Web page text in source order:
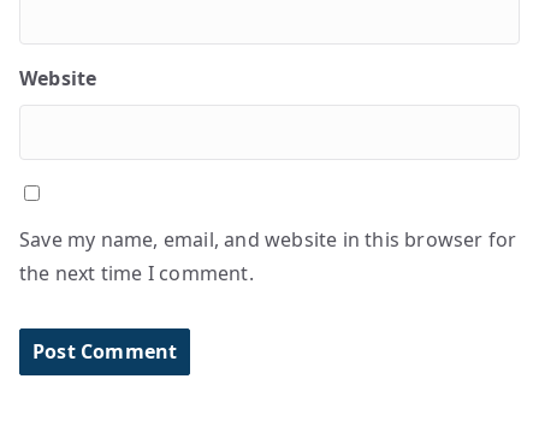
Website
Save my name, email, and website in this browser for
the next time I comment.